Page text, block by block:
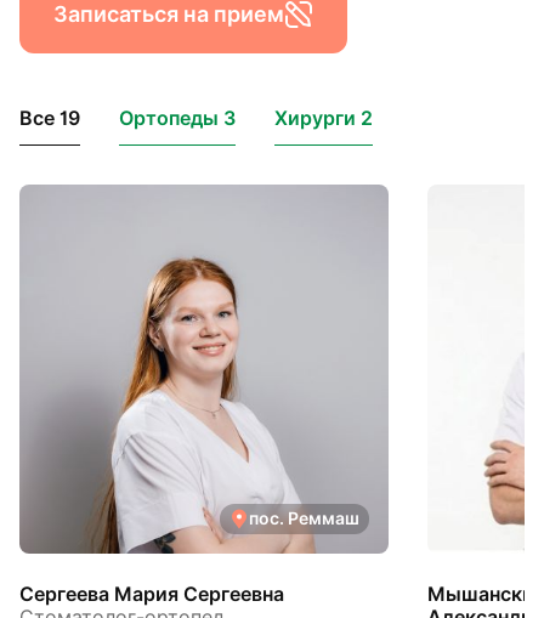
Записаться на прием
Все 19 Ортопеды 3 Хирурги 2
пос. Реммаш
Сергеева Мария Сергеевна
Мышанский